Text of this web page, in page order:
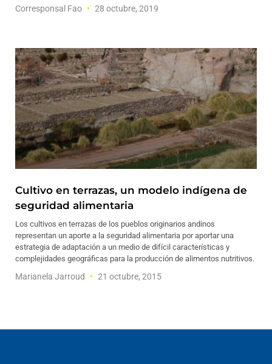
Corresponsal Fao 28 octubre, 2019
Cultivo en terrazas, un modelo indígena de
seguridad alimentaria
Los cultivos en terrazas de los pueblos originarios andinos
representan un aporte a la seguridad alimentaria por aportar una
estrategia de adaptación a un medio de difícil características y
complejidades geográficas para la producción de alimentos nutritivos.
Marianela Jarroud 21 octubre, 2015